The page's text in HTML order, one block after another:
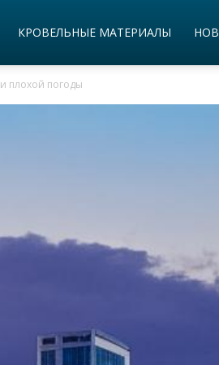
КРОВЕЛЬНЫЕ МАТЕРИАЛЫ
плохой погоды